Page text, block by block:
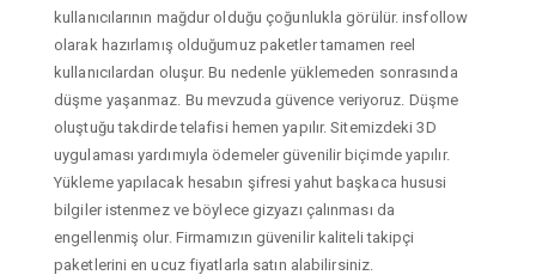
kullanıcılarının mağdur olduğu çoğunlukla görülür. insfollow
olarak hazırlamış olduğumuz paketler tamamen reel
kullanıcılardan oluşur. Bu nedenle yüklemeden sonrasında
düşme yaşanmaz. Bu mevzuda güvence veriyoruz. Düşme
oluştuğu takdirde telafisi hemen yapılır. Sitemizdeki 3D
uygulaması yardımıyla ödemeler güvenilir biçimde yapılır.
Yükleme yapılacak hesabın şifresi yahut başkaca hususi
bilgiler istenmez ve böylece gizyazı çalınması da
engellenmiş olur. Firmamızın güvenilir kaliteli takipçi
paketlerini en ucuz fiyatlarla satın alabilirsiniz.